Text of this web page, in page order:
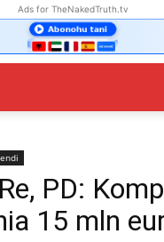
Ads for TheNakedTruth.tv
PD:
15 mln